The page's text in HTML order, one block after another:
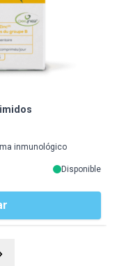
inmunológico
Disponible